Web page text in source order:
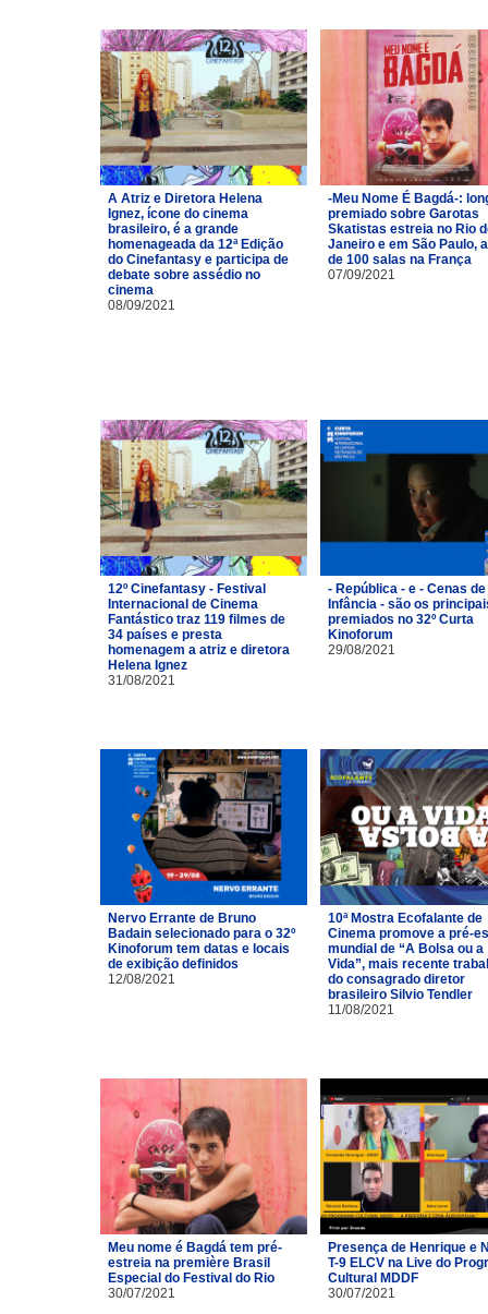
A Atriz e Diretora Helena
Ignez, ícone do cinema
brasileiro, é a grande
homenageada da 12ª Edição
do Cinefantasy e participa de
debate sobre assédio no
cinema
08/09/2021
-Meu Nome É Bagdá-:
premiado sobre Garotas
Skatistas estreia no Rio
Janeiro e em São Paulo,
de 100 salas na França
07/09/2021
12º Cinefantasy - Festival
Internacional de Cinema
Fantástico traz 119 filmes de
34 países e presta
homenagem a atriz e diretora
Helena Ignez
31/08/2021
- República - e - Cenas de
Infância - são os
premiados no 32º Curta
Kinoforum
29/08/2021
Nervo Errante de Bruno
Badain selecionado para o 32º
Kinoforum tem datas e locais
de exibição definidos
12/08/2021
10ª Mostra Ecofalante de
Cinema promove a pré-
mundial de “A Bolsa ou a
Vida”, mais recente
do consagrado diretor
brasileiro Silvio Tendler
11/08/2021
Meu nome é Bagdá tem pré-
estreia na première Brasil
Especial do Festival do Rio
30/07/2021
Presença de Henrique e
T-9 ELCV na Live do
Cultural MDDF
30/07/2021